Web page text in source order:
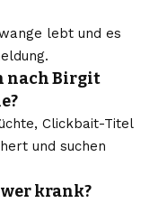
lebt und es
nach Birgit
Clickbait-Titel
und suchen
krank?